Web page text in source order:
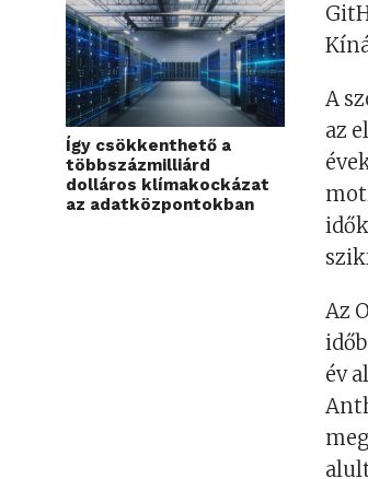
Így csökkenthető a
többszázmilliárd
dolláros klímakockázat
az adatközpontokban
A
az
Az
év